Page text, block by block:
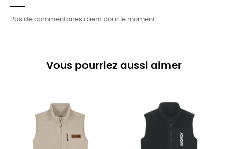
Pas de commentaires client pour le moment.
Vous pourriez aussi aimer